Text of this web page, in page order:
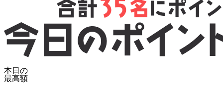
本日の
最高額